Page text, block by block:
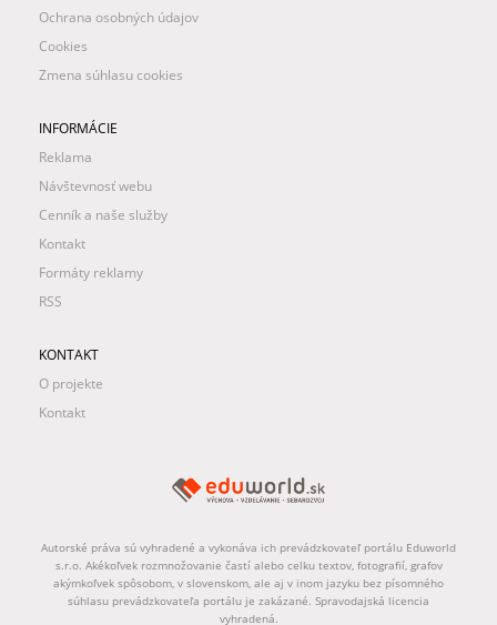
Ochrana osobných údajov
Cookies
Zmena súhlasu cookies
INFORMÁCIE
Reklama
Návštevnosť webu
Cenník a naše služby
Kontakt
Formáty reklamy
RSS
KONTAKT
O projekte
Kontakt
Autorské práva sú vyhradené a vykonáva ich prevádzkovateľ portálu Eduworld
s.r.o. Akékoľvek rozmnožovanie častí alebo celku textov, fotografií, grafov
akýmkoľvek spôsobom, v slovenskom, ale aj v inom jazyku bez písomného
súhlasu prevádzkovateľa portálu je zakázané. Spravodajská licencia
vyhradená.